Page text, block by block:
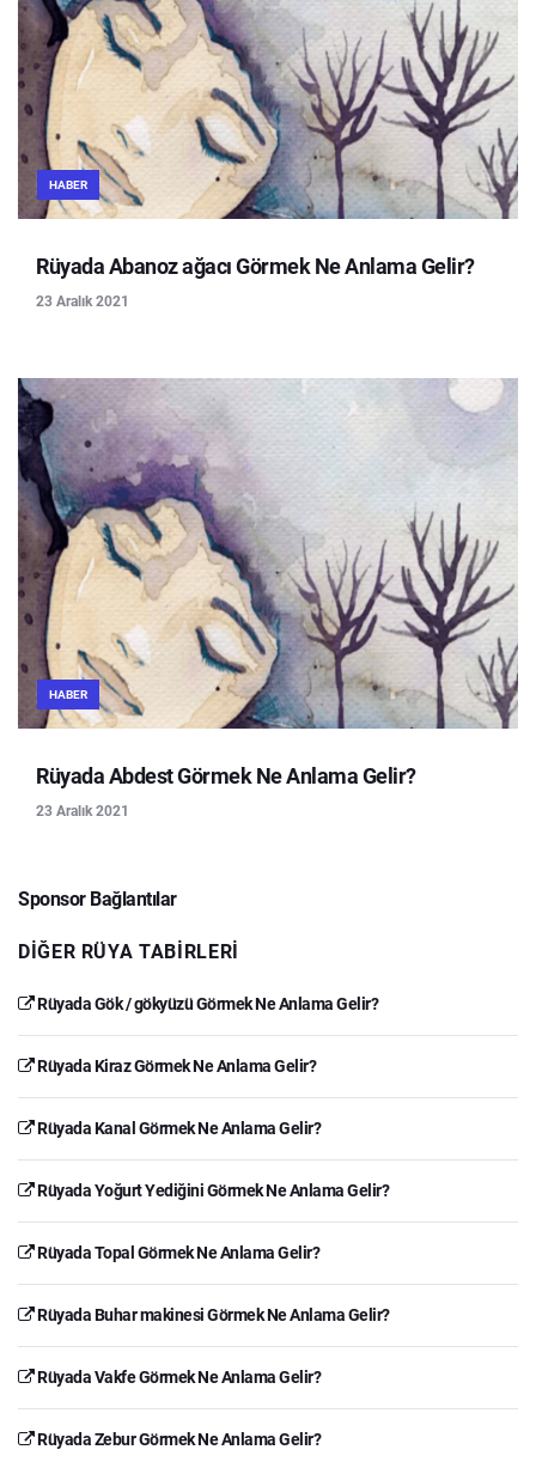
HABER
Rüyada Abanoz ağacı Görmek Ne Anlama Gelir?
23 Aralık 2021
HABER
Rüyada Abdest Görmek Ne Anlama Gelir?
23 Aralık 2021
Sponsor Bağlantılar
DIĞER RÜYA TABIRLERI
Rüyada Gök / gökyüzü Görmek Ne Anlama Gelir?
Rüyada Kiraz Görmek Ne Anlama Gelir?
Rüyada Kanal Görmek Ne Anlama Gelir?
Rüyada Yoğurt Yediğini Görmek Ne Anlama Gelir?
Rüyada Topal Görmek Ne Anlama Gelir?
Rüyada Buhar makinesi Görmek Ne Anlama Gelir?
Rüyada Vakfe Görmek Ne Anlama Gelir?
Rüyada Zebur Görmek Ne Anlama Gelir?